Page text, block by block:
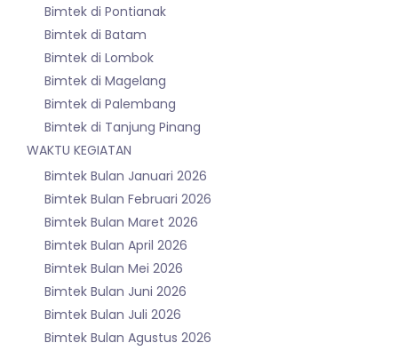
Bimtek di Pontianak
Bimtek di Batam
Bimtek di Lombok
Bimtek di Magelang
Bimtek di Palembang
Bimtek di Tanjung Pinang
WAKTU KEGIATAN
Bimtek Bulan Januari 2026
Bimtek Bulan Februari 2026
Bimtek Bulan Maret 2026
Bimtek Bulan April 2026
Bimtek Bulan Mei 2026
Bimtek Bulan Juni 2026
Bimtek Bulan Juli 2026
Bimtek Bulan Agustus 2026